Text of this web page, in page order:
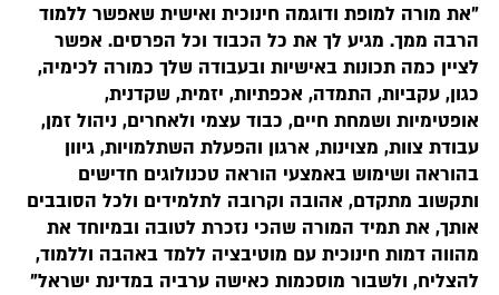
"את מורה למופת ודוגמה חינוכית ואישית שאפשר ללמוד
הרבה ממך. מגיע לך את כל הכבוד וכל הפרסים. אפשר
לציין כמה תכונות באישיות ובעבודה שלך כמורה לכימיה,
כגון, עקביות, התמדה, אכפתיות, יזמית, שקדנית,
אופטימיות ושמחת חיים, כבוד עצמי ולאחרים, ניהול זמן,
עבודת צוות, מצוינות, ארגון והפעלת השתלמויות, גיוון
בהוראה ושימוש באמצעי הוראה טכנולוגים חדישים
ותקשוב מתקדם, אהובה וקרובה לתלמידים ולכל הסובבים
אותך, את תמיד המורה שהכי נזכרת לטובה ובמיוחד את
מהווה דמות חינוכית עם מוטיבציה ללמד באהבה וללמוד,
להצליח, ולשבור מוסכמות כאישה ערביה במדינת ישראל"